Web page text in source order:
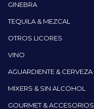
GINEBRA
TEQUILA & MEZCAL
OTROS LICORES
VINO
AGUARDIENTE & CERVEZA
MIXERS & SIN ALCOHOL
GOURMET & ACCESORIOS